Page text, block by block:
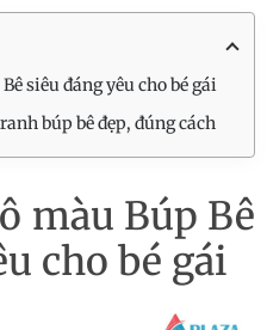
siêu đáng yêu cho bé gái
búp bê đẹp, đúng cách
màu Búp Bê
cho bé gái